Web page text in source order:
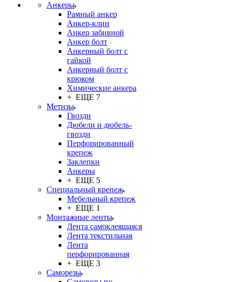
Анкеры
Рамный анкер
Анкер-клин
Анкер забивной
Анкер болт
Анкерный болт с
гайкой
Анкерный болт с
крюком
Химические анкера
+ ЕЩЕ 7
Метизы
Гвозди
Дюбели и дюбель-
гвозди
Перфорированный
крепеж
Заклепки
Анкеры
+ ЕЩЕ 5
Специальный крепеж
Мебельный крепеж
+ ЕЩЕ 1
Монтажные ленты
Лента самоклеящаяся
Лента текстильная
Лента
перфорированная
+ ЕЩЕ 3
Саморезы